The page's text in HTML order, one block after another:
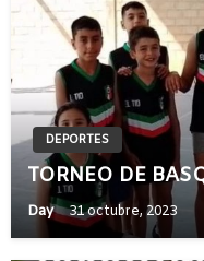
DEPORTES
TORNEO DE
Day 31 octubre, 2023